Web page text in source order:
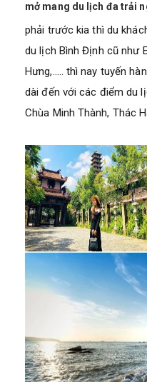
mở mang du lịch đa trải
phải trước kia thì du
du lịch Bình Định cũ như
Hưng,….. thì nay tuyến
dài đến với các điểm du
Chùa Minh Thành, Thác